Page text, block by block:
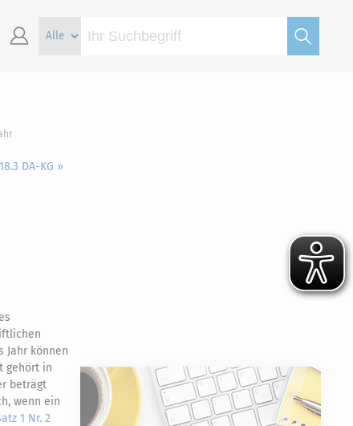
DA-KG »
Jahr können
gehört in
beträgt
wenn ein
1 Nr. 2